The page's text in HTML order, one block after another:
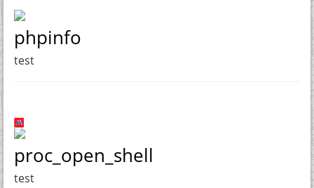
phpinfo
test
proc_open_shell
test